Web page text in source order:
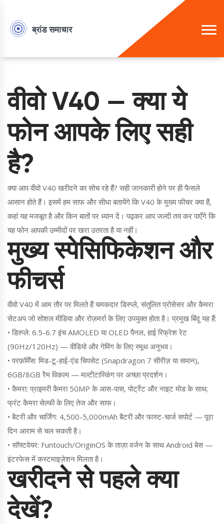
वीवो V40 — क्या ये
फोन आपके लिए सही
है?
क्या आप वीवो V40 खरीदने का सोच रहे हैं? सही जानकारी होने पर ही फैसले
आसान होते हैं। इसमें हम साफ और सीधा बतायेंगे कि V40 के मुख्य फीचर क्या हैं,
कहां यह मजबूत है और किन बातों पर ध्यान दें। पढ़कर आप जल्दी तय कर पाएँगे कि
यह फोन आपकी उम्मीदों पर खरा उतरता है या नहीं।
मुख्य स्पेसिफिकेशन और
फीचर्स
वीवो V40 में आम तौर पर मिलते हैं चमकदार डिस्प्ले, संतुलित प्रोसेसर और कैमरा
सेटअप जो सोशल मीडिया और रोज़मर्रा के लिए उपयुक्त होता है। प्रमुख बिंदु यह हैं:
• डिस्प्ले: 6.5-6.7 इंच AMOLED या OLED पैनल, हाई रिफ्रेश रेट
(90Hz/120Hz) — वीडियो और गेमिंग के लिए स्मूथ अनुभव।
• परफ़ॉर्मेंस: मिड-टू-हाई-एंड चिपसेट (Snapdragon 7 सीरीज़ या समान),
6GB/8GB रैम विकल्प — मल्टीटास्किंग पर अच्छा प्रदर्शन।
• कैमरा: प्राइमरी कैमरा 50MP के आस-पास, पोर्ट्रेट और नाइट मोड के साथ;
फ्रंट कैमरा सेल्फी के लिए तेज और साफ।
• बैटरी और चार्जिंग: 4,500-5,000mAh बैटरी और फास्ट-चार्ज सपोर्ट — पूरा
दिन आराम से चल सकती है।
• सॉफ्टवेयर: Funtouch/OriginOS के ताज़ा वर्जन के साथ Android बेस —
इंटरफेस में कस्टमाइज़ेशन मिलता है।
खरीदने से पहले क्या
देखें?